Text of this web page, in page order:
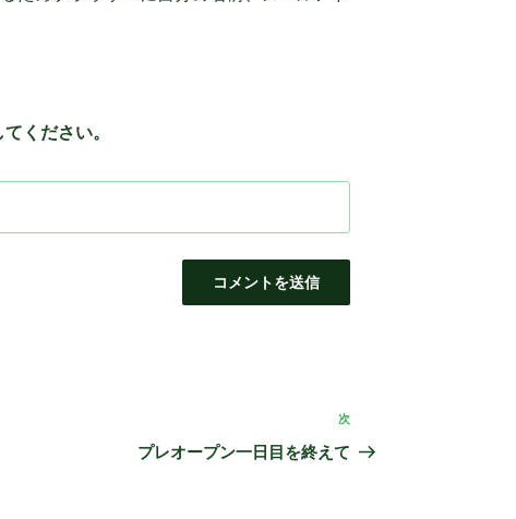
ください。
次
の
次
プレオープン一日目を終えて